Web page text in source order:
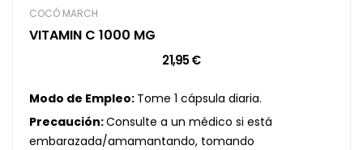
COCÓ MARCH
VITAMIN C 1000 MG
21,95 €
Modo de Empleo: Tome 1 cápsula diaria.
Precaución:Consulte a un médico si está
embarazada/amamantando, tomando